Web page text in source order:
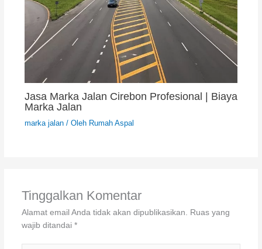
Jasa Marka Jalan Cirebon Profesional | Biaya
Marka Jalan
marka jalan/ Oleh Rumah Aspal
Tinggalkan Komentar
Alamat email Anda tidak akan dipublikasikan.
Ruas yang
wajib ditandai *